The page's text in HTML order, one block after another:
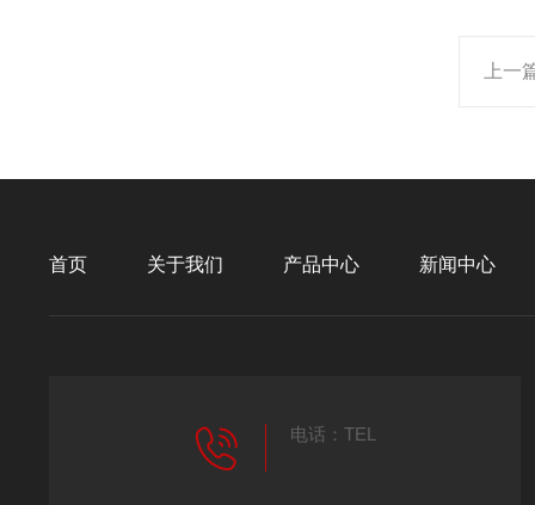
上一
首页 关于我们 产品中心 新闻中心
电话：TEL